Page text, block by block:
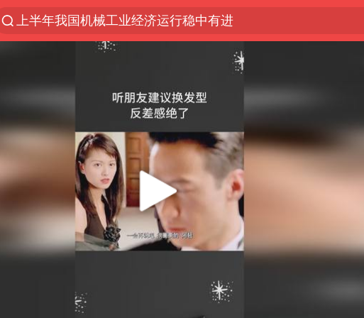
上半年我国机械工业经济运行稳中有进
汪峰阻止14岁女儿买大牌
四川宜宾市高县发生4.9级地震
王力宏演唱会黄牛带观众藏匿被查获
泰国校园枪击案死亡人数升至7人
佛山通报笔试前13被淘汰后5名进体检
陕西省委书记赶赴柞水县杏坪镇
女孩摆摊卖菌子时收到北大通知书
公司“上四休三”但要降薪1000元
广岛核爆81周年央视播《奥本海默》